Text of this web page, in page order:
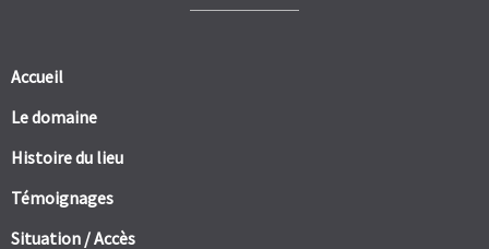
Accueil
Le domaine
Histoire du lieu
Témoignages
Situation / Accès